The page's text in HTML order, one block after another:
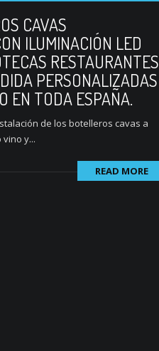
CAVAS
ILUMINACIÓN LED
RESTAURANTES
PERSONALIZADAS
EN TODA ESPAÑA.
de los botelleros cavas a
y...
READ MORE